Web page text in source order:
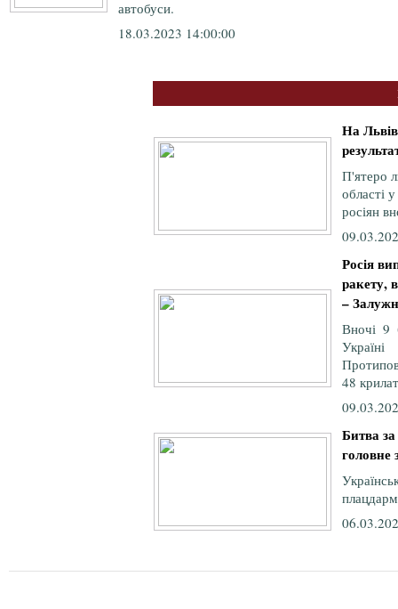
автобуси.
18.03.2023 14:00:00
На
П'ятеро
області
росіян
Росія
ракету,
–
Вночі 9
48
Битва
головне